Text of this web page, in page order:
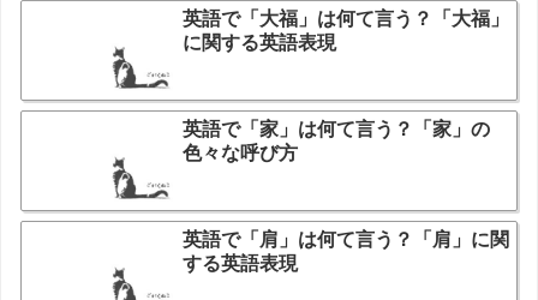
英語で「大福」は何て言う？「大福」
に関する英語表現
英語で「家」は何て言う？「家」の
色々な呼び方
英語で「肩」は何て言う？「肩」に関
する英語表現